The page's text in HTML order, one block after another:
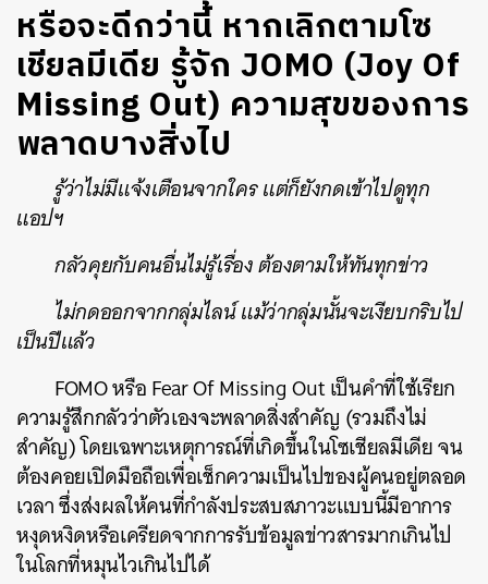
หรือจะดีกว่านี้ หากเลิกตามโซ
เชียลมีเดีย รู้จัก JOMO (Joy Of
Missing Out) ความสุขของการ
พลาดบางสิ่งไป
รู้ว่าไม่มีแจ้งเตือนจากใคร แต่ก็ยังกดเข้าไปดูทุก
แอปฯ
กลัวคุยกับคนอื่นไม่รู้เรื่อง ต้องตามให้ทันทุกข่าว
ไม่กดออกจากกลุ่มไลน์ แม้ว่ากลุ่มนั้นจะเงียบกริบไป
เป็นปีแล้ว
FOMO หรือ Fear Of Missing Out เป็นคำที่ใช้เรียก
ความรู้สึกกลัวว่าตัวเองจะพลาดสิ่งสำคัญ (รวมถึงไม่
สำคัญ) โดยเฉพาะเหตุการณ์ที่เกิดขึ้นในโซเชียลมีเดีย จน
ต้องคอยเปิดมือถือเพื่อเช็กความเป็นไปของผู้คนอยู่ตลอด
เวลา ซึ่งส่งผลให้คนที่กำลังประสบสภาวะแบบนี้มีอาการ
หงุดหงิดหรือเครียดจากการรับข้อมูลข่าวสารมากเกินไป
ในโลกที่หมุนไวเกินไปได้